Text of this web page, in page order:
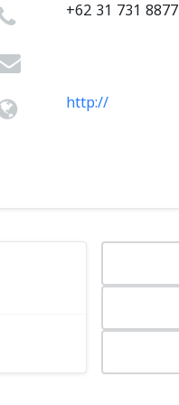
+62 31 731 8877
http://